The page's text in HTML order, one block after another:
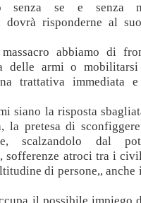
senza se e senza
dovrà risponderne al
abbiamo di
delle armi o mobilitarsi
trattativa immediata
siano la risposta
la pretesa di
scalzandolo dal
sofferenze atroci tra i
di persone,,